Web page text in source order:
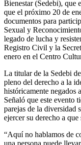
Bienestar (Sedebi), que
que el próximo 20 de
documentos para
Sexual y
legado de lucha y
Registro Civil y la
enero en el Centro
La titular de la Sedebi
pleno del derecho a la
históricamente negados
Señaló que este evento
parejas de la diversidad
ejercer su derecho a
“Aquí no hablamos de
una persona puede